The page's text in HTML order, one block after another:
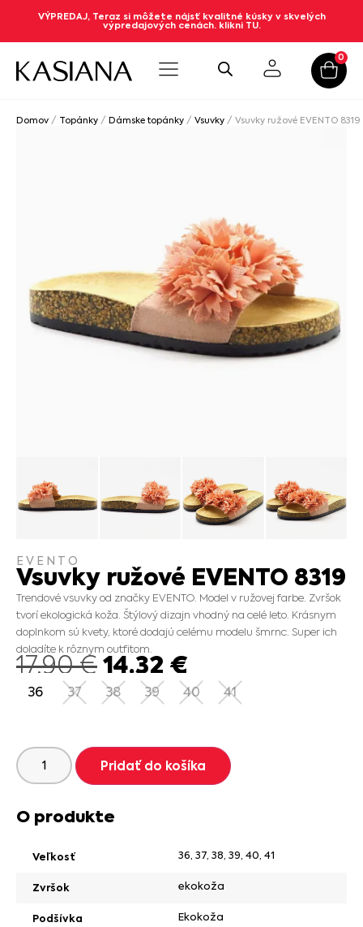
VÝPREDAJ, Teraz si môžete nájsť kvalitné kúsky v skvelých
výpredajových cenách. klikni TU.
0
Domov / Topánky / Dámske topánky / Vsuvky / Vsuvky ružové EVENTO 8319
EVENTO
Vsuvky ružové EVENTO 8319
Trendové vsuvky od značky EVENTO. Model v ružovej farbe. Zvršok
tvorí ekologická koža. Štýlový dizajn vhodný na celé leto. Krásnym
doplnkom sú kvety, ktoré dodajú celému modelu šmrnc. Super ich
doladíte k rôznym outfitom.
17.90€14.32 €
36 37 38 39 40 41
Pridať do košíka
O produkte
Veľkosť 36, 37, 38, 39, 40, 41
Zvršok ekokoža
Podšívka Ekokoža